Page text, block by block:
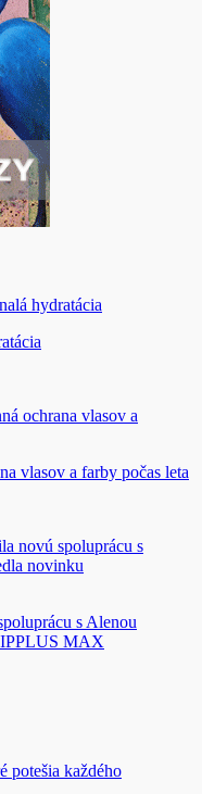
vlasov a farby počas leta
s Alenou
MAX